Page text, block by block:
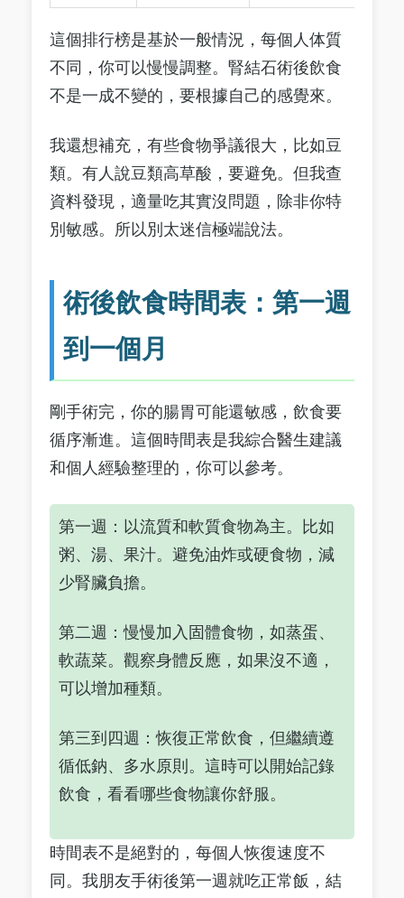
這個排行榜是基於一般情況，每個人体質
不同，你可以慢慢調整。腎結石術後飲食
不是一成不變的，要根據自己的感覺來。
我還想補充，有些食物爭議很大，比如豆
類。有人說豆類高草酸，要避免。但我查
資料發現，適量吃其實沒問題，除非你特
別敏感。所以別太迷信極端說法。
術後飲食時間表：第一週
到一個月
剛手術完，你的腸胃可能還敏感，飲食要
循序漸進。這個時間表是我綜合醫生建議
和個人經驗整理的，你可以參考。
第一週：以流質和軟質食物為主。比如
粥、湯、果汁。避免油炸或硬食物，減
少腎臟負擔。
第二週：慢慢加入固體食物，如蒸蛋、
軟蔬菜。觀察身體反應，如果沒不適，
可以增加種類。
第三到四週：恢復正常飲食，但繼續遵
循低鈉、多水原則。這時可以開始記錄
飲食，看看哪些食物讓你舒服。
時間表不是絕對的，每個人恢復速度不
同。我朋友手術後第一週就吃正常飯，結